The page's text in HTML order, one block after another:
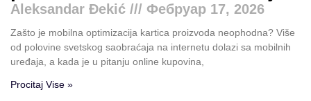
Aleksandar Đekić Фебруар 17, 2026
Zašto je mobilna optimizacija kartica proizvoda neophodna? Više
od polovine svetskog saobraćaja na internetu dolazi sa mobilnih
uređaja, a kada je u pitanju online kupovina,
Procitaj Vise »